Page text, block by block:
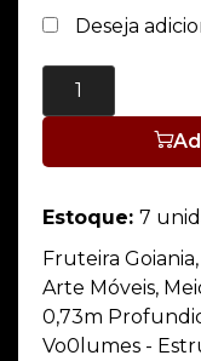
Deseja
Estoque: 7
Fruteira
Arte Móveis,
0,73m
Vo0lumes -